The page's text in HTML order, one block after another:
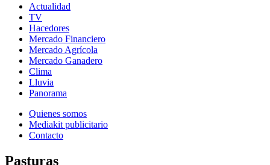
Actualidad
TV
Hacedores
Mercado Financiero
Mercado Agrícola
Mercado Ganadero
Clima
Lluvia
Panorama
Quienes somos
Mediakit publicitario
Contacto
Pasturas